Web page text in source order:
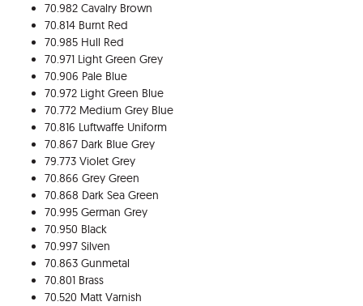
70.982 Cavalry Brown
70.814 Burnt Red
70.985 Hull Red
70.971 Light Green Grey
70.906 Pale Blue
70.972 Light Green Blue
70.772 Medium Grey Blue
70.816 Luftwaffe Uniform
70.867 Dark Blue Grey
79.773 Violet Grey
70.866 Grey Green
70.868 Dark Sea Green
70.995 German Grey
70.950 Black
70.997 Silven
70.863 Gunmetal
70.801 Brass
70.520 Matt Varnish